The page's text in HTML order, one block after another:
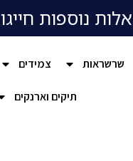
חייגו 054-9960909
שרשראות צמידים
תיקים וארנקים